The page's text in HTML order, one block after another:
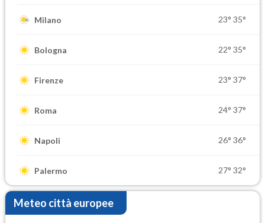
Milano 23° 35°
Bologna 22° 35°
Firenze 23° 37°
Roma 24° 37°
Napoli 26° 36°
Palermo 27° 32°
Meteo città europee